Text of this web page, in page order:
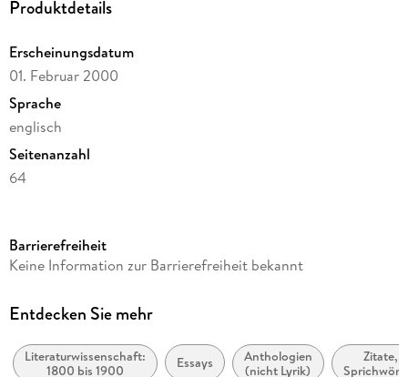
Produktdetails
Erscheinungsdatum
01. Februar 2000
Sprache
englisch
Seitenanzahl
64
Autor/Autorin
Verlag/Hersteller
Produktart
Barrierefreiheit
Keine Information zur Barrierefreiheit bekannt
Entdecken Sie mehr
Literaturwissenschaft:
1800 bis 1900
Essays
Anthologien
(nicht Lyrik)
Zitate,